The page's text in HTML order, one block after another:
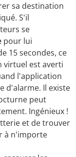
sa destination
S'il
se
pour lui
15 secondes, ce
virtuel est averti
l'application
d'alarme. Il existe
peut
Ingénieux !
et de trouver
à n'importe